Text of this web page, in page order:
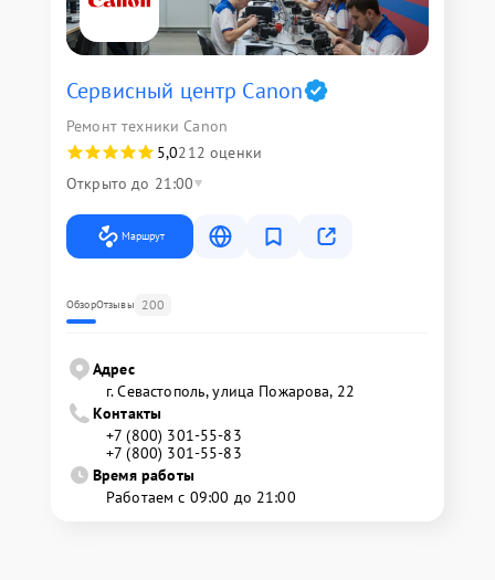
Сервисный центр Canon
Ремонт техники Canon
5,0212 оценки
Открыто до 21:00
Маршрут
ОбзорОтзывы 200
Адрес
г. Севастополь, улица Пожарова, 22
Контакты
+7 (800) 301-55-83
+7 (800) 301-55-83
Время работы
Работаем с 09:00 до 21:00